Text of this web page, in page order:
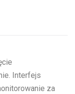
Interfejs
za